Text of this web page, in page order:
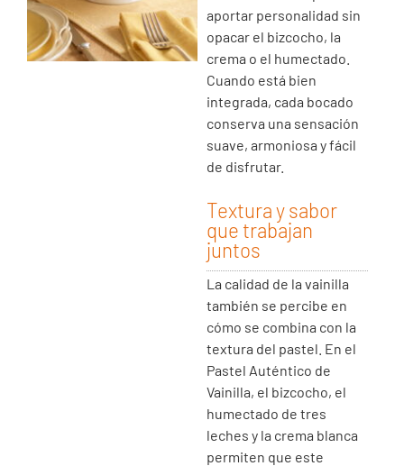
aportar personalidad sin
opacar el bizcocho, la
crema o el humectado.
Cuando está bien
integrada, cada bocado
conserva una sensación
suave, armoniosa y fácil
de disfrutar.
Textura y sabor
que trabajan
juntos
La calidad de la vainilla
también se percibe en
cómo se combina con la
textura del pastel. En el
Pastel Auténtico de
Vainilla, el bizcocho, el
humectado de tres
leches y la crema blanca
permiten que este